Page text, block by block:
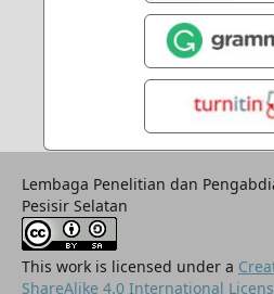
Lembaga Penelitian dan
Pesisir Selatan
This work is licensed under a
ShareAlike 4.0 International